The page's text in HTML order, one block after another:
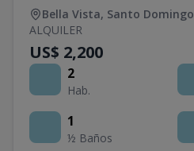
Bella Vista, Santo
ALQUILER
US$ 2,200
2
Hab.
1
½ Baños